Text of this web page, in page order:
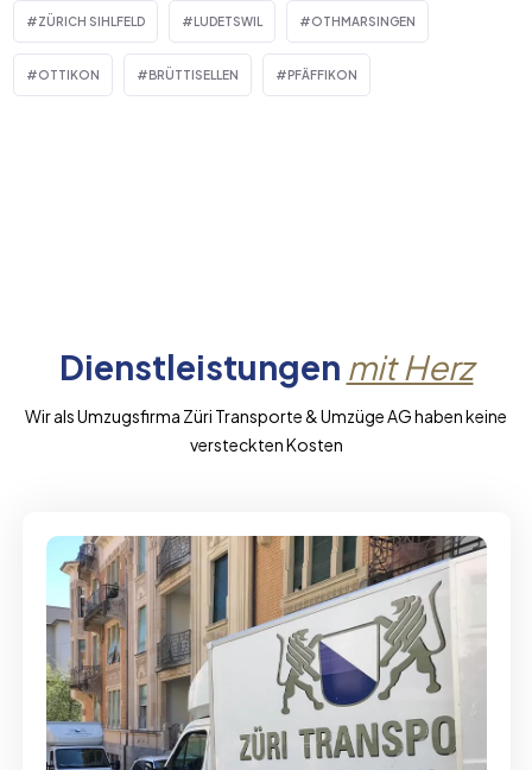
ZÜRICH SIHLFELD LUDETSWIL OTHMARSINGEN
OTTIKON BRÜTTISELLEN PFÄFFIKON
Dienstleistungen mit Herz
Wir als Umzugsfirma Züri Transporte & Umzüge AG haben keine
versteckten Kosten